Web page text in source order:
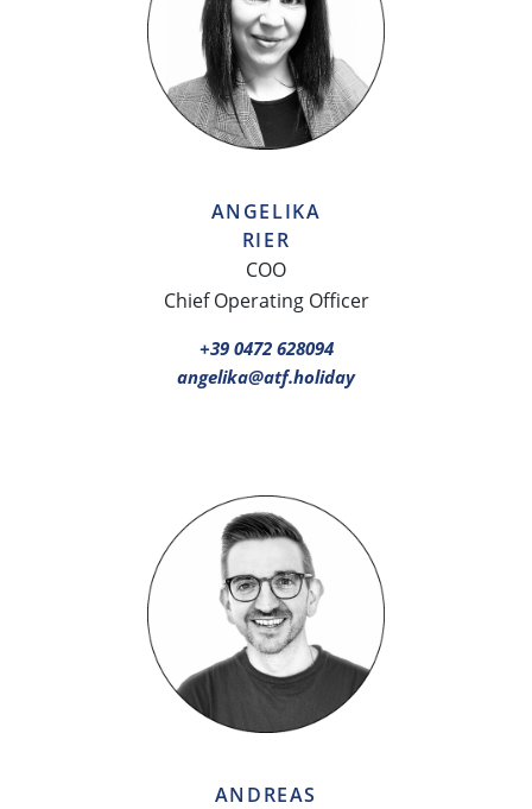
ANGELIKA
RIER
COO
Chief Operating Officer
+39 0472 628094
angelika@atf.holiday
ANDREAS